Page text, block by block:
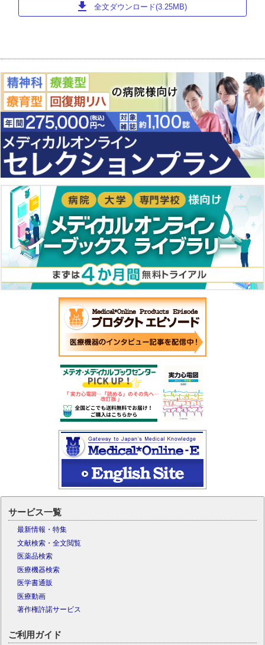
download 全文ダウンロード(3.25MB)
サービス一覧
最新情報・特集
文献検索・全文閲覧
医薬品検索
医療機器検索
医学書通販
医療動画
著作権許諾サービス
ご利用ガイド